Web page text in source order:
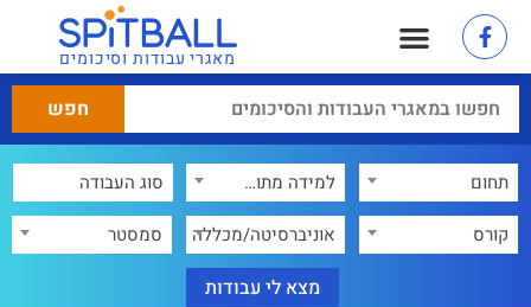
מאגרי עבודות וסיכומים
תחום
למידה מתוך התנסות
קורס
אוניברסיטה/מכללה סמסטר